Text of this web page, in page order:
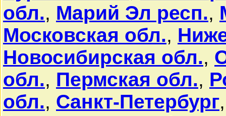
обл., Марий Эл респ.,
Московская обл.,
Новосибирская обл.,
обл., Пермская обл.,
обл., Санкт-Петербург